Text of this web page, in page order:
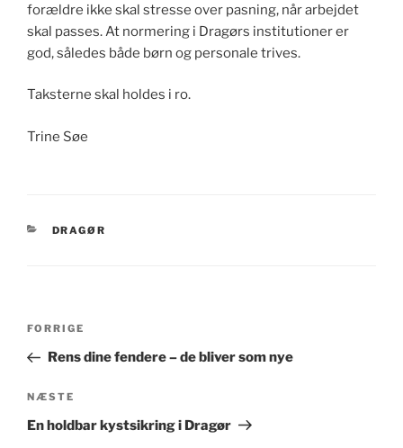
forældre ikke skal stresse over pasning, når arbejdet
skal passes. At normering i Dragørs institutioner er
god, således både børn og personale trives.
Taksterne skal holdes i ro.
Trine Søe
KATEGORIER
DRAGØR
Indlægsnavigation
Forrige
indlæg
FORRIGE
Rens dine fendere – de bliver som nye
Næste
indlæg
NÆSTE
En holdbar kystsikring i Dragør